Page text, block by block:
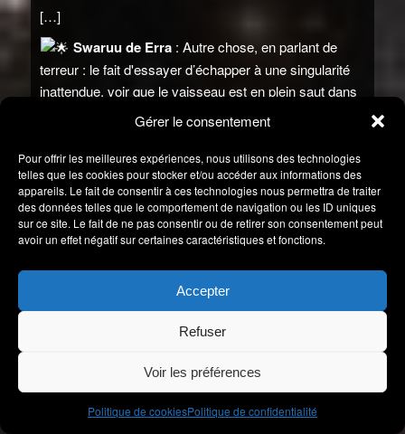
Gérer le consentement
Pour offrir les meilleures expériences, nous utilisons des technologies
telles que les cookies pour stocker et/ou accéder aux informations des
appareils. Le fait de consentir à ces technologies nous permettra de traiter
des données telles que le comportement de navigation ou les ID uniques
sur ce site. Le fait de ne pas consentir ou de retirer son consentement peut
avoir un effet négatif sur certaines caractéristiques et fonctions.
Accepter
Refuser
Voir les préférences
Politique de cookiesPolitique de confidentialité
[…]
Swaruu de Erra : Autre chose, en parlant de
terreur : le fait d'essayer d’échapper à une singularité
inattendue, voir que le vaisseau est en plein saut dans
l'Hyper Espace, que les turbines sont au maximum et
réacteurs sont à 100% et en surchauffe. L'indicateur de
vitesse indiquant 1038 facteurs lumière, la structure du
vaisseau gémissant à cause du stress et de l'effort. Et
sachant que malgré tout ça, tu ne te déplaces pas
(téléportation)*. Ça, c’est de la terreur.
Robert: J'ai des frissons en écoutant ça,
Source : Extrait de cette conversation :
conciencia-karma-mensaje-extraterrestre-swaruu-de-
erra